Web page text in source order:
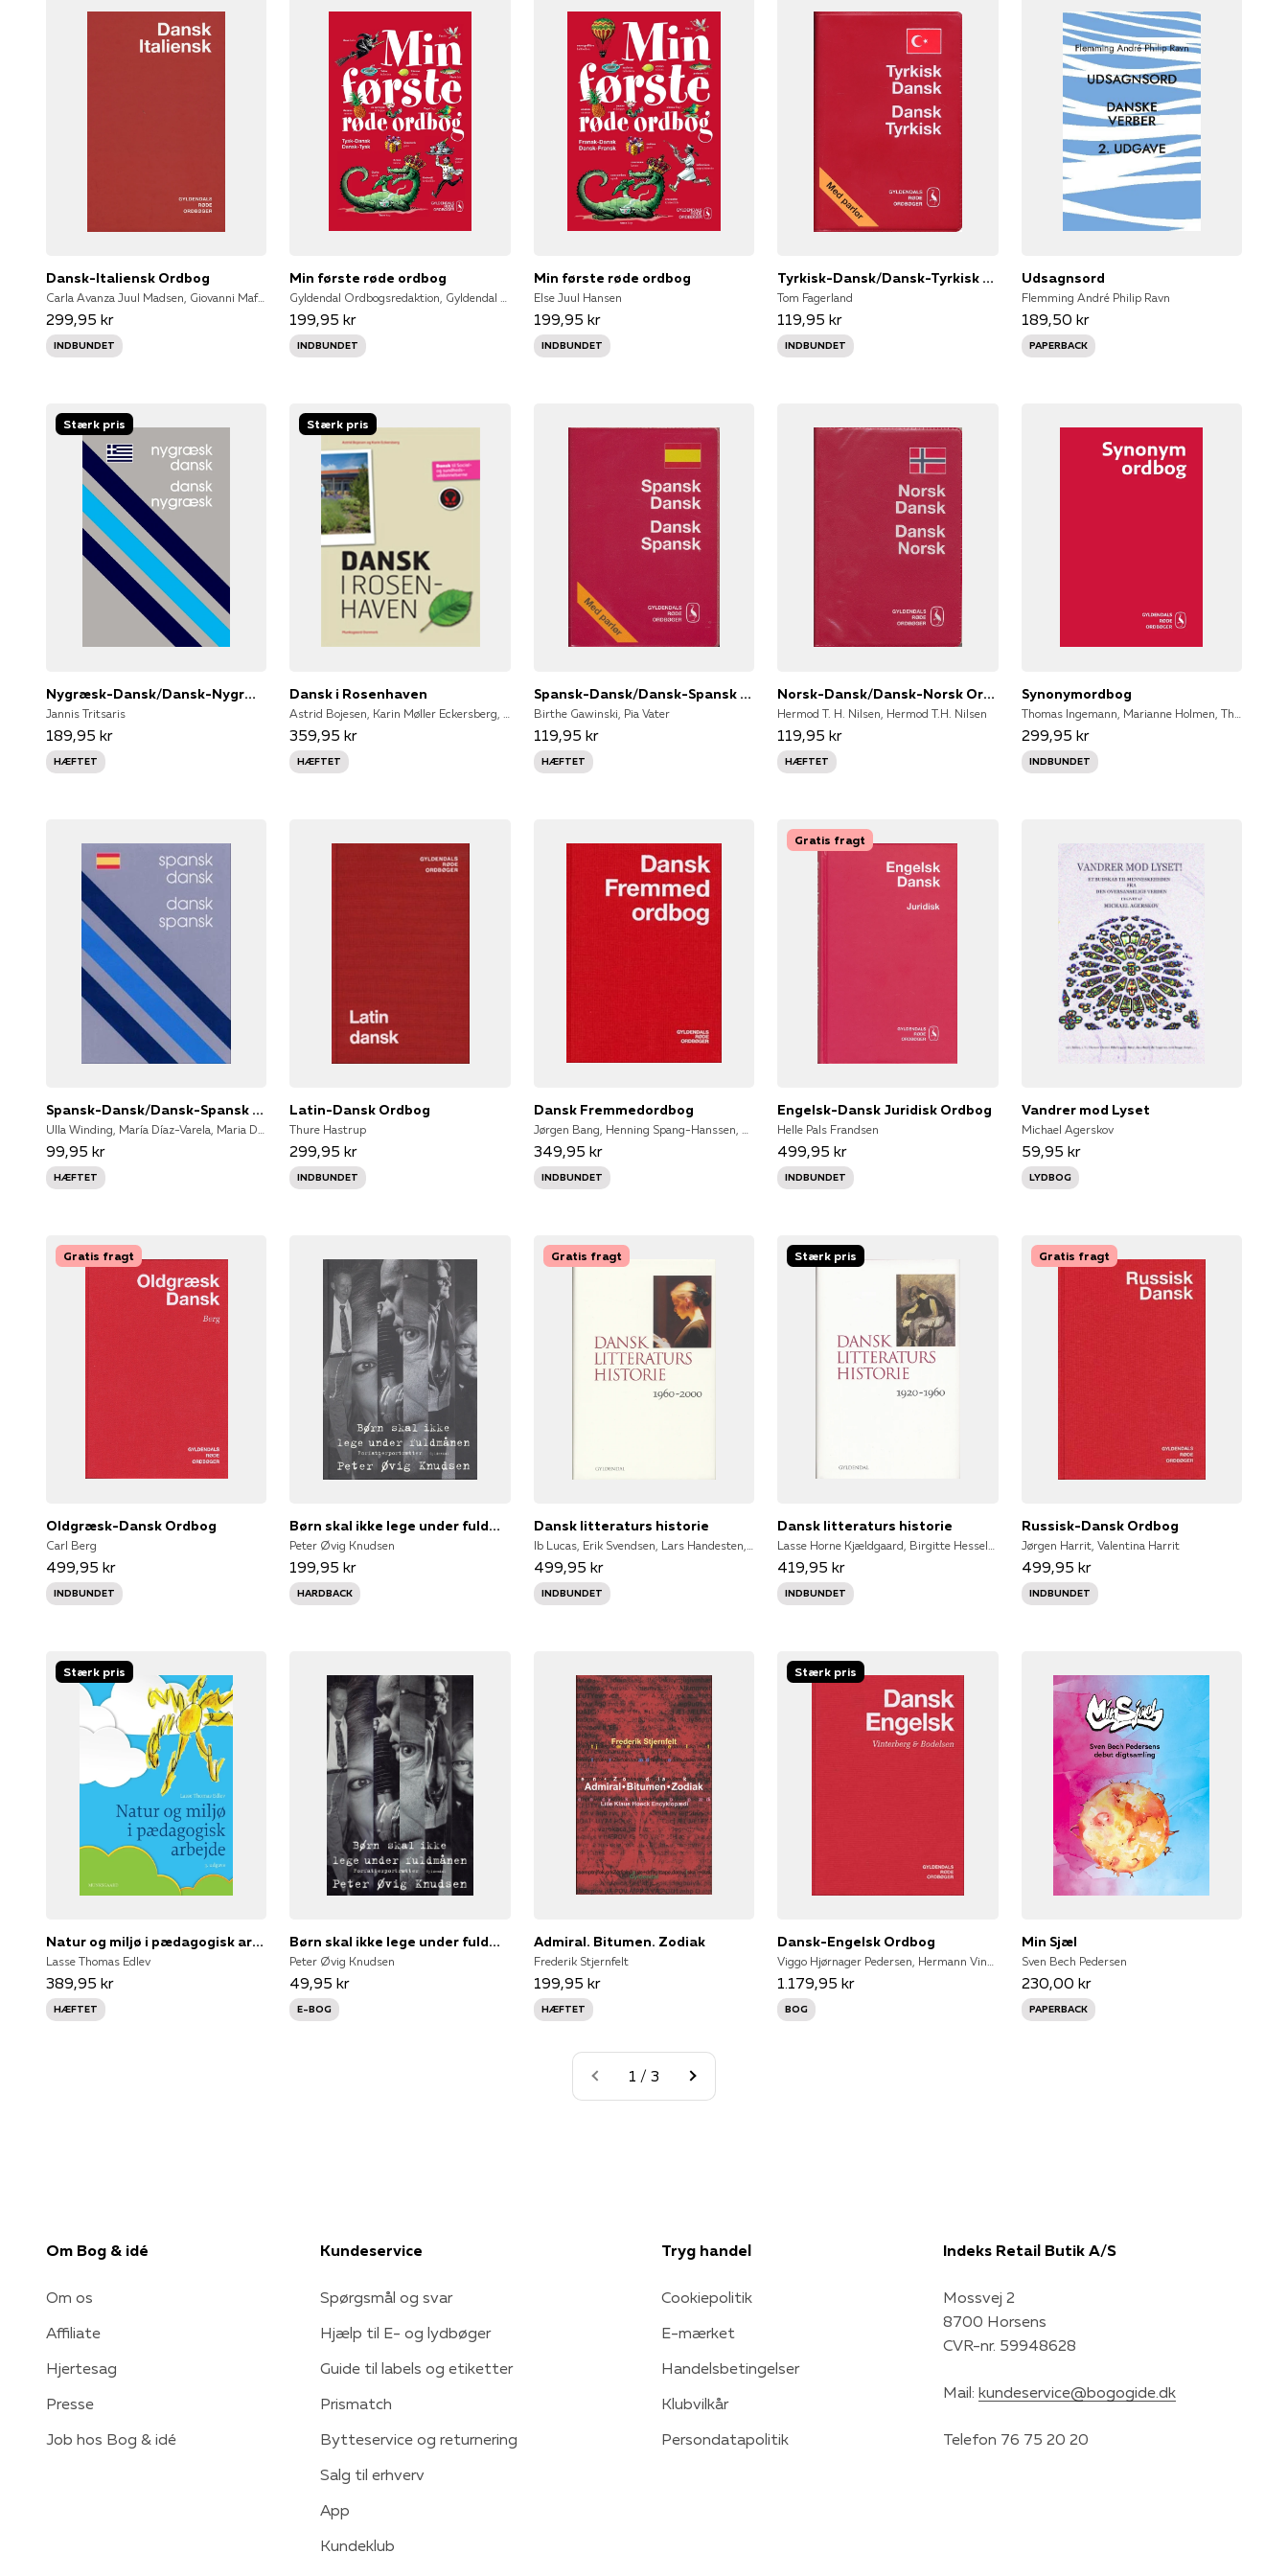
Dansk-Italiensk Ordbog
Carla Avanza Juul Madsen, Giovanni Mafera, Giovanni Màfera, Carla Juul Madsen, Henning Juul Madsen
299,95 kr
INDBUNDET
Min første røde ordbog
199,95 kr
INDBUNDET
Min første røde ordbog
Else Juul Hansen
199,95 kr
INDBUNDET
Tyrkisk-Dansk/Dansk-Tyrkisk Ordbog
Tom Fagerland
119,95 kr
INDBUNDET
Udsagnsord
Flemming André Philip Ravn
189,50 kr
PAPERBACK
Stærk pris
Nygræsk-Dansk/Dansk-Nygræsk
Jannis Tritsaris
189,95 kr
HÆFTET
Stærk pris
Dansk i Rosenhaven
359,95 kr
HÆFTET
Spansk-Dansk/Dansk-Spansk Ordbog
Birthe Gawinski, Pia Vater
119,95 kr
HÆFTET
Norsk-Dansk/Dansk-Norsk Ordbog
Hermod T. H. Nilsen, Hermod T.H. Nilsen
119,95 kr
HÆFTET
Synonymordbog
299,95 kr
INDBUNDET
Spansk-Dansk/Dansk-Spansk Ordbog
99,95 kr
HÆFTET
Latin-Dansk Ordbog
Thure Hastrup
299,95 kr
INDBUNDET
Dansk Fremmedordbog
349,95 kr
INDBUNDET
Gratis fragt
Engelsk-Dansk Juridisk Ordbog
Helle Pals Frandsen
499,95 kr
INDBUNDET
Vandrer mod Lyset
Michael Agerskov
59,95 kr
LYDBOG
Gratis fragt
Oldgræsk-Dansk Ordbog
Carl Berg
499,95 kr
INDBUNDET
Børn skal ikke lege under fuldmånen
Peter Øvig Knudsen
199,95 kr
HARDBACK
Gratis fragt
Dansk litteraturs historie
499,95 kr
INDBUNDET
Stærk pris
Dansk litteraturs historie
419,95 kr
INDBUNDET
Gratis fragt
Russisk-Dansk Ordbog
Jørgen Harrit, Valentina Harrit
499,95 kr
INDBUNDET
Stærk pris
Natur og miljø i pædagogisk arbejde
Lasse Thomas Edlev
389,95 kr
HÆFTET
Børn skal ikke lege under fuldmånen
Peter Øvig Knudsen
49,95 kr
E-BOG
Admiral. Bitumen. Zodiak
Frederik Stjernfelt
199,95 kr
HÆFTET
Stærk pris
Dansk-Engelsk Ordbog
1.179,95 kr
BOG
Min Sjæl
Sven Bech Pedersen
230,00 kr
PAPERBACK
1 / 3
Om Bog & idé
Om os
Affiliate
Hjertesag
Presse
Job hos Bog & idé
Kundeservice
Spørgsmål og svar
Hjælp til E- og lydbøger
Guide til labels og etiketter
Prismatch
Bytteservice og returnering
Salg til erhverv
App
Kundeklub
Tryg handel
Cookiepolitik
E-mærket
Handelsbetingelser
Klubvilkår
Persondatapolitik
Indeks Retail Butik A/S
Mossvej 2
8700 Horsens
CVR-nr. 59948628
Mail: kundeservice@bogogide.dk
Telefon 76 75 20 20